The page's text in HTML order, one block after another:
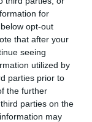
for
opt-out
that after your
seeing
utilized by
parties prior to
the further
parties on the
may